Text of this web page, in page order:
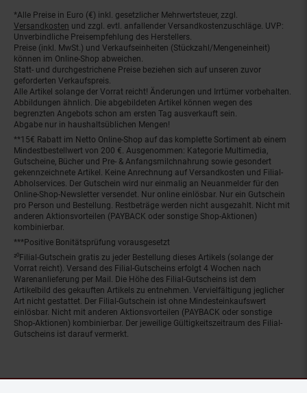
Fußnoten
*Alle Preise in Euro (€) inkl. gesetzlicher Mehrwertsteuer, zzgl.
Versandkosten und zzgl. evtl. anfallender Versandkostenzuschläge. UVP:
Unverbindliche Preisempfehlung des Herstellers.
Preise (inkl. MwSt.) und Verkaufseinheiten (Stückzahl/Mengeneinheit)
können im Online-Shop abweichen.
Statt- und durchgestrichene Preise beziehen sich auf unseren zuvor
geforderten Verkaufspreis.
Alle Artikel solange der Vorrat reicht! Änderungen und Irrtümer vorbehalten.
Abbildungen ähnlich. Die abgebildeten Artikel können wegen des
begrenzten Angebots schon am ersten Tag ausverkauft sein.
Abgabe nur in haushaltsüblichen Mengen!
**15€ Rabatt im Netto Online-Shop auf das komplette Sortiment ab einem
Mindestbestellwert von 200 €. Ausgenommen: Kategorie Multimedia,
Gutscheine, Bücher und Pre- & Anfangsmilchnahrung sowie gesondert
gekennzeichnete Artikel. Keine Anrechnung auf Versandkosten und Filial-
Abholservices. Der Gutschein wird nur einmalig an Neuanmelder für den
Online-Shop-Newsletter versendet. Nur online einlösbar. Nur ein Gutschein
pro Person und Bestellung. Restbeträge werden nicht ausgezahlt. Nicht mit
anderen Aktionsvorteilen (PAYBACK oder sonstige Shop-Aktionen)
kombinierbar.
***Positive Bonitätsprüfung vorausgesetzt
²⁰Filial-Gutschein gratis zu jeder Bestellung dieses Artikels (solange der
Vorrat reicht). Versand des Filial-Gutscheins erfolgt 4 Wochen nach
Warenanlieferung per Mail. Die Höhe des Filial-Gutscheins ist dem
Artikelbild des gekauften Artikels zu entnehmen. Vervielfältigung jeglicher
Art nicht gestattet. Der Filial-Gutschein ist ohne Mindesteinkaufswert
einlösbar. Nicht mit anderen Aktionsvorteilen (PAYBACK oder sonstige
Shop-Aktionen) kombinierbar. Der jeweilige Gültigkeitszeitraum des Filial-
Gutscheins ist darauf vermerkt.